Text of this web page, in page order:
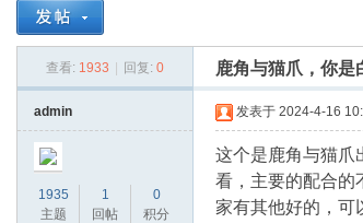
› › ›
查看: 1933 回复: 0 鹿角与猫爪，你是
admin
1935
主题
1
回帖
0
积分
发表于 2024-4-16
这个是鹿角与猫爪
看，主要的配合的
家有其他好的，可